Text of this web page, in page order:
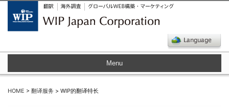
Menu
HOME > 翻译服务 > WIP的翻译特长